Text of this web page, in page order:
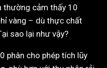
thường cảm thấy 10
vàng – dù thực chất
sao lại như vậy?
phân cho phép tích lũy